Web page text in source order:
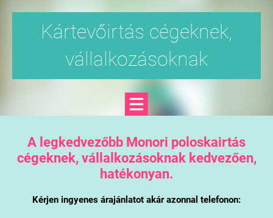
Kártevőirtás cégeknek,
vállalkozásoknak
A legkedvezőbb Monori poloskairtás
cégeknek, vállalkozásoknak kedvezően,
hatékonyan.
Kérjen ingyenes árajánlatot akár azonnal telefonon: